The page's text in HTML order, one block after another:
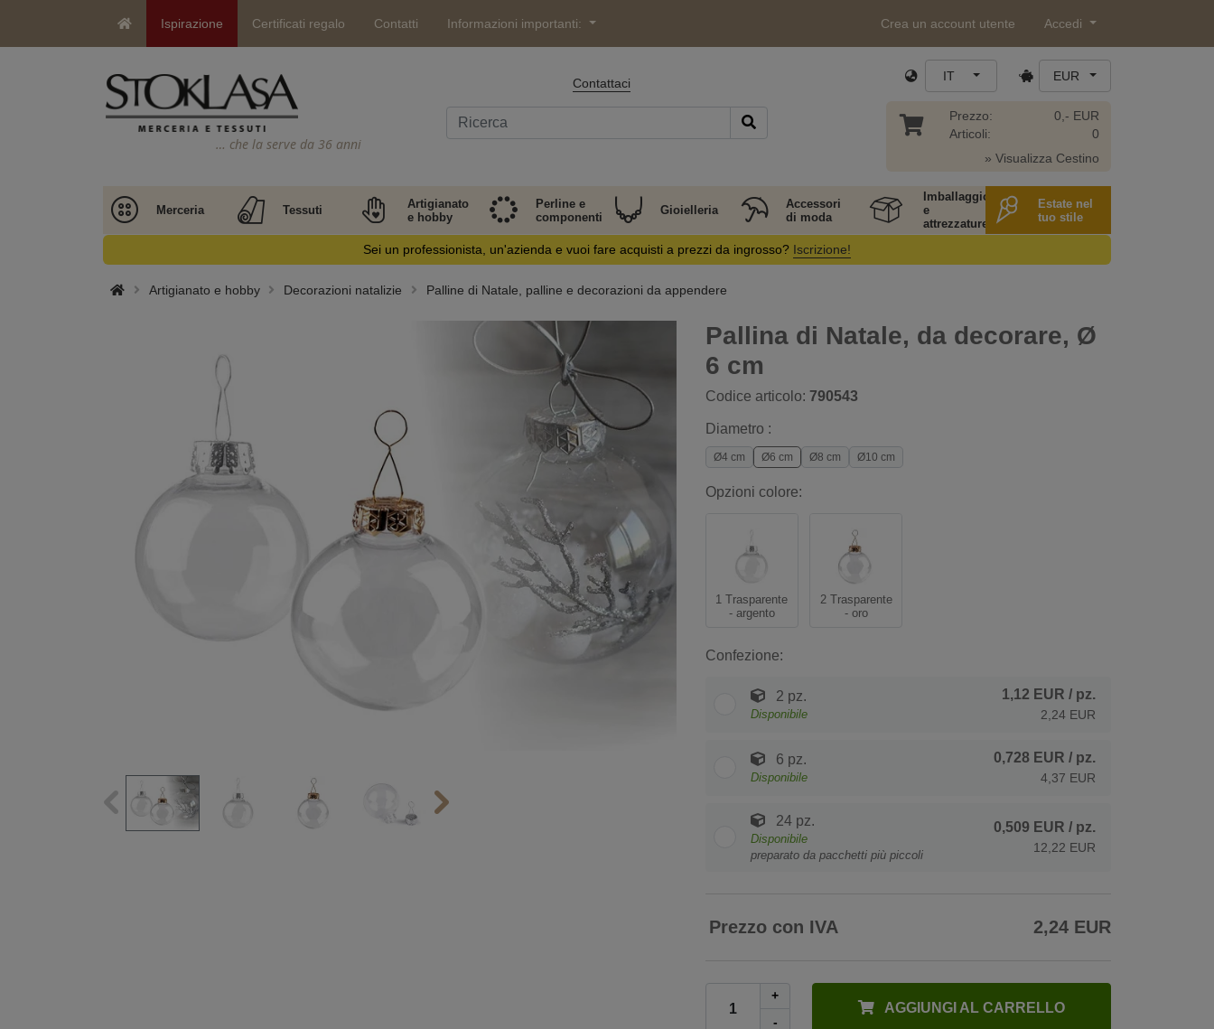
Ispirazione Certificati regalo Contatti Informazioni importanti: Crea un account utente Accedi
… che la serve da 36 anni
Contattaci IT EUR
Prezzo:
Articoli:
0,- EUR
0
» Visualizza Cestino
Merceria Tessuti
Artigianato
e hobby
Perline e
componenti
Gioielleria
Accessori
di moda
Imballaggio
e
attrezzature
Estate nel
tuo stile
Sei un professionista, un'azienda e vuoi fare acquisti a prezzi da ingrosso? Iscrizione!
Artigianato e hobby Decorazioni natalizie Palline di Natale, palline e decorazioni da appendere
Pallina di Natale, da decorare, Ø
6 cm
Codice articolo: 790543
Diametro :
Ø4 cm Ø6 cm Ø8 cm Ø10 cm
Opzioni colore:
1 Trasparente
- argento
2 Trasparente
- oro
Confezione:
2 pz.
Disponibile
1,12 EUR / pz.
2,24 EUR
6 pz.
Disponibile
0,728 EUR / pz.
4,37 EUR
24 pz.
Disponibile
preparato da pacchetti più piccoli
0,509 EUR / pz.
12,22 EUR
Prezzo con IVA 2,24 EUR
+
-
AGGIUNGI AL CARRELLO